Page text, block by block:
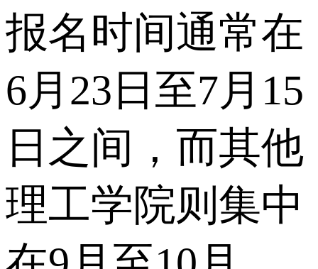
报名时间通常在
6月23日至7月15
日之间，而其他
理工学院则集中